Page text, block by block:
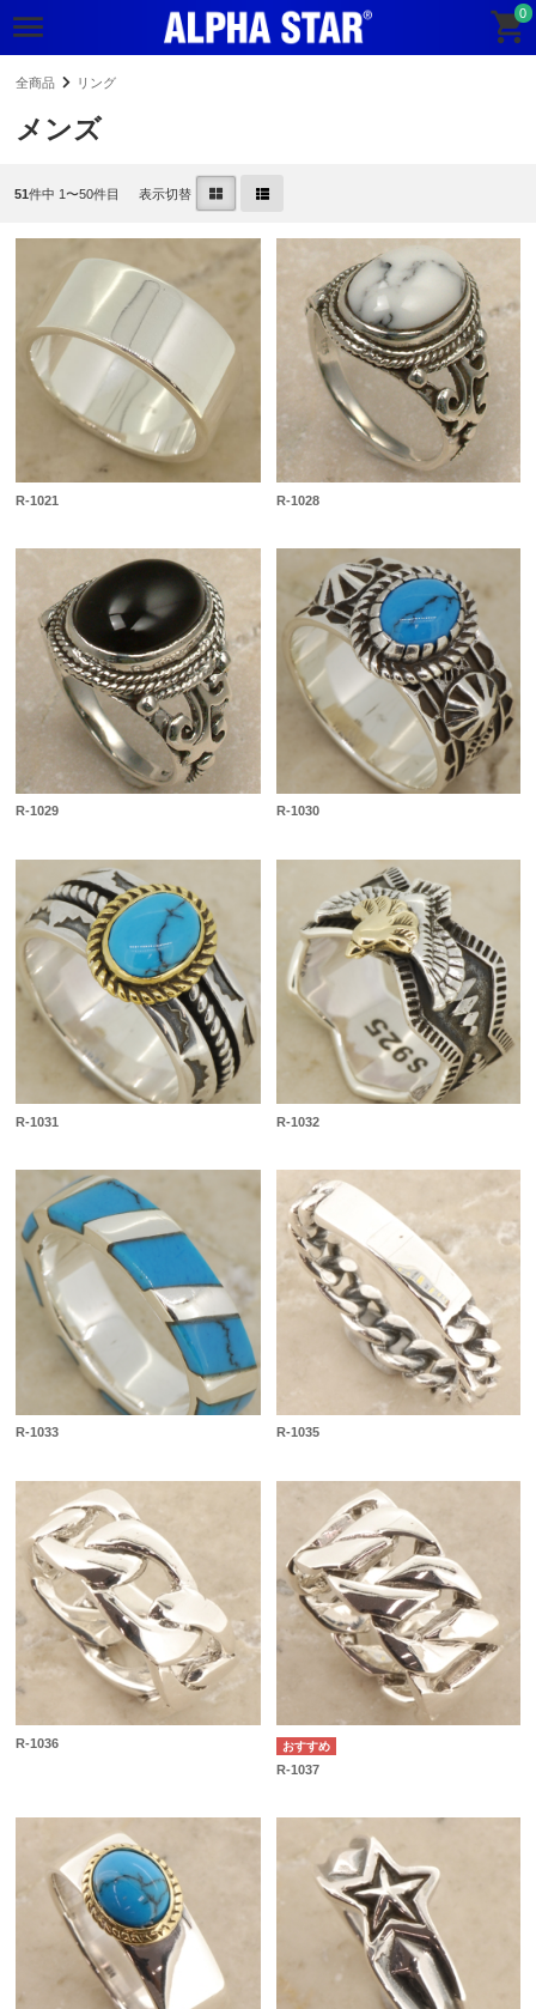
0
全商品 リング
メンズ
51件中 1〜50件目 表示切替
R-1021 R-1028
R-1029 R-1030
R-1031 R-1032
R-1033 R-1035
R-1036
R-1037